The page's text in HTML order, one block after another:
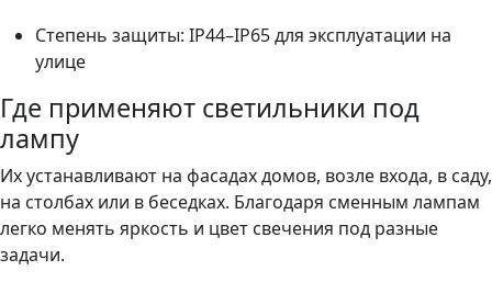
Степень защиты: IP44–IP65 для эксплуатации на
улице
Где применяют светильники под
лампу
Их устанавливают на фасадах домов, возле входа, в саду,
на столбах или в беседках. Благодаря сменным лампам
легко менять яркость и цвет свечения под разные
задачи.